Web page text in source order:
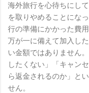
海外旅行を心待ちにし
を取りやめることにな
行の準備にかかった費
万が一に備えて加入し
い金額ではありません
したくない」「キャン
ら返金されるのか」と
せん。